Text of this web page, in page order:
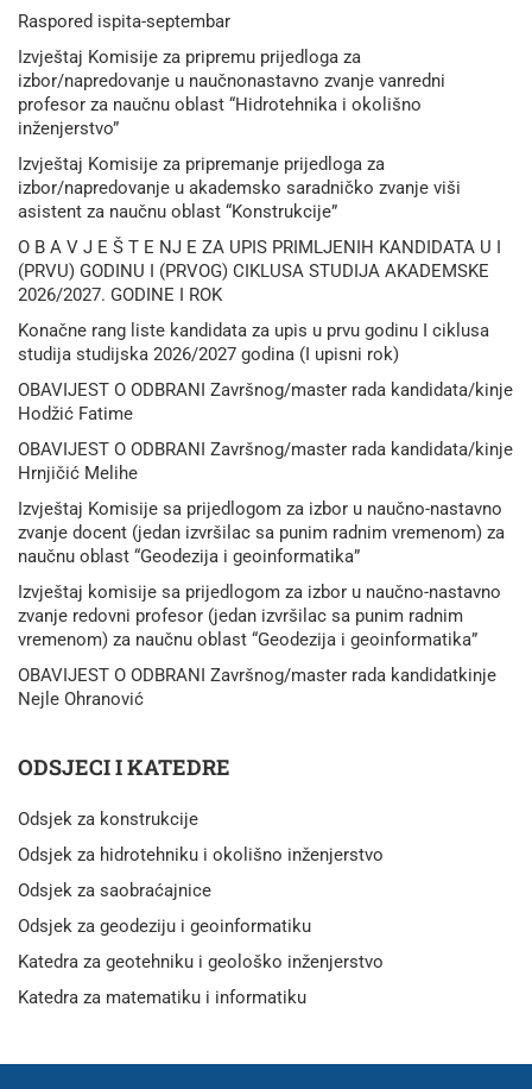
Raspored ispita-septembar
Izvještaj Komisije za pripremu prijedloga za
izbor/napredovanje u naučnonastavno zvanje vanredni
profesor za naučnu oblast “Hidrotehnika i okolišno
inženjerstvo”
Izvještaj Komisije za pripremanje prijedloga za
izbor/napredovanje u akademsko saradničko zvanje viši
asistent za naučnu oblast “Konstrukcije”
O B A V J E Š T E NJ E ZA UPIS PRIMLJENIH KANDIDATA U I
(PRVU) GODINU I (PRVOG) CIKLUSA STUDIJA AKADEMSKE
2026/2027. GODINE I ROK
Konačne rang liste kandidata za upis u prvu godinu I ciklusa
studija studijska 2026/2027 godina (I upisni rok)
OBAVIJEST O ODBRANI Završnog/master rada kandidata/kinje
Hodžić Fatime
OBAVIJEST O ODBRANI Završnog/master rada kandidata/kinje
Hrnjičić Melihe
Izvještaj Komisije sa prijedlogom za izbor u naučno-nastavno
zvanje docent (jedan izvršilac sa punim radnim vremenom) za
naučnu oblast “Geodezija i geoinformatika”
Izvještaj komisije sa prijedlogom za izbor u naučno-nastavno
zvanje redovni profesor (jedan izvršilac sa punim radnim
vremenom) za naučnu oblast “Geodezija i geoinformatika”
OBAVIJEST O ODBRANI Završnog/master rada kandidatkinje
Nejle Ohranović
ODSJECI I KATEDRE
Odsjek za konstrukcije
Odsjek za hidrotehniku i okolišno inženjerstvo
Odsjek za saobraćajnice
Odsjek za geodeziju i geoinformatiku
Katedra za geotehniku i geološko inženjerstvo
Katedra za matematiku i informatiku